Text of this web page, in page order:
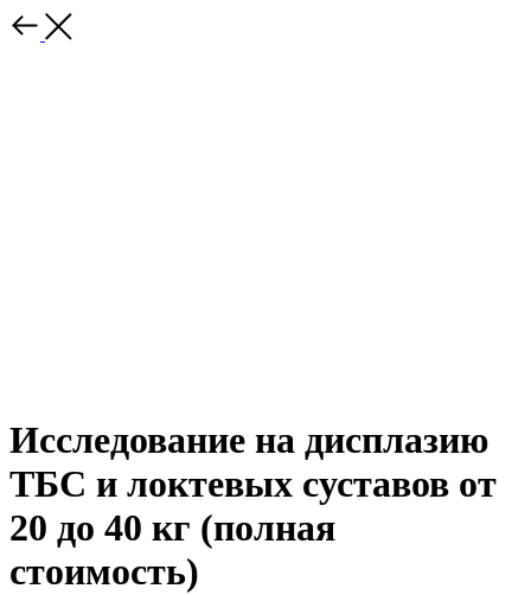
Исследование на дисплазию
ТБС и локтевых суставов от
20 до 40 кг (полная
стоимость)